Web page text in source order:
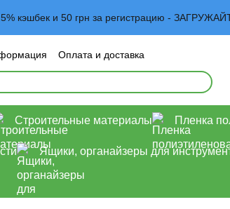
5% кэшбек и 50 грн за регистрацию -
Оплата и доставка
Договор оферта Блог
Строительные материалы Пленка
Ящики, органайзеры для